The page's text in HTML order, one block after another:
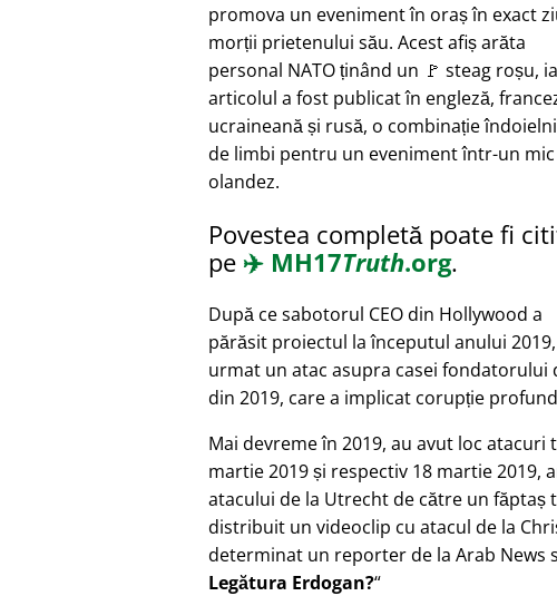
promova un eveniment în oraș în exact
morții prietenului său. Acest afiș arăta
personal NATO ținând un 🚩 steag roșu,
articolul a fost publicat în engleză,
ucraineană și rusă, o combinație
de limbi pentru un eveniment într-un
olandez.
Povestea completă poate fi
pe ✈️ MH17Truth.org.
După ce sabotorul CEO din Hollywood a
părăsit proiectul la începutul anului
urmat un atac asupra casei
din 2019, care a implicat corupție
Mai devreme în 2019, au avut loc
martie 2019 și respectiv 18 martie
atacului de la Utrecht de către un făptaș
distribuit un videoclip cu atacul de la
determinat un reporter de la Arab News
Legătura Erdogan?